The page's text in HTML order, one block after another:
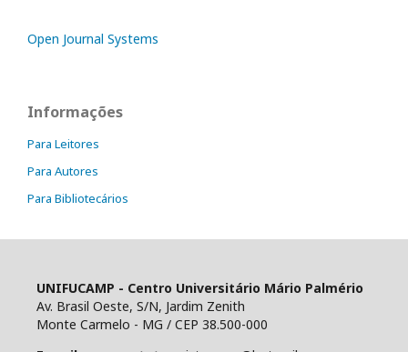
Open Journal Systems
Informações
Para Leitores
Para Autores
Para Bibliotecários
UNIFUCAMP - Centro Universitário Mário Palmério
Av. Brasil Oeste, S/N, Jardim Zenith
Monte Carmelo - MG / CEP 38.500-000